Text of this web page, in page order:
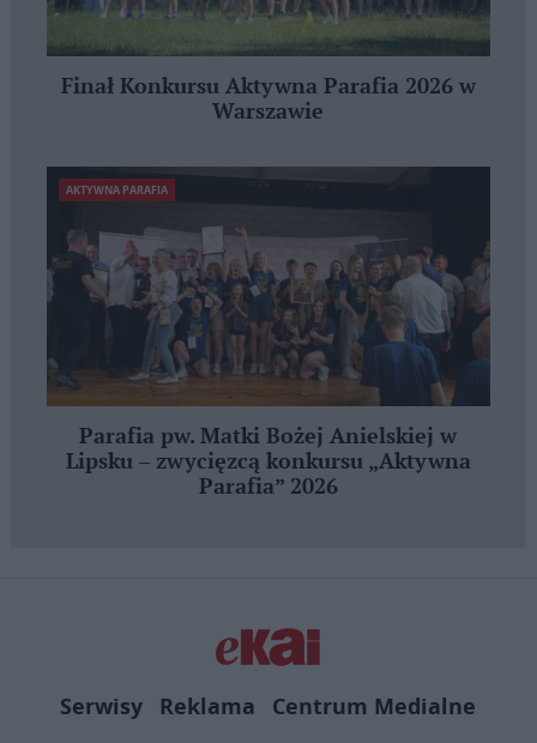
Finał Konkursu Aktywna Parafia 2026 w
Warszawie
AKTYWNA PARAFIA
Parafia pw. Matki Bożej Anielskiej w
Lipsku – zwycięzcą konkursu „Aktywna
Parafia” 2026
Serwisy Reklama Centrum Medialne